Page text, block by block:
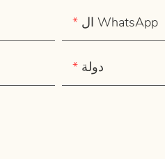
ال WhatsApp
دولة